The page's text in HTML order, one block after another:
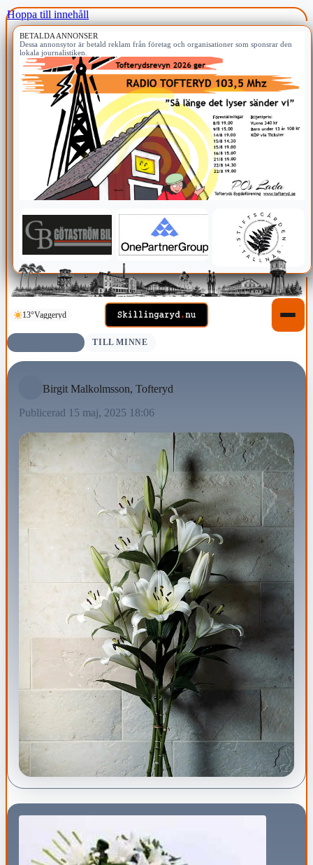
Hoppa till innehåll
BETALDA ANNONSER
Dessa annonsytor är betald reklam från företag och organisationer som sponsrar den
lokala journalistiken.
13°Vaggeryd
TILL MINNE
Birgit Malkolmsson, Tofteryd
Publicerad 15 maj, 2025 18:06